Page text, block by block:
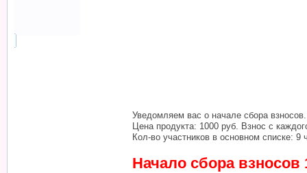
Уведомляем вас о начале сбора взносов.
Цена продукта: 1000 руб. Взнос с
Кол-во участников в основном списке: 9
Начало сбора взносов